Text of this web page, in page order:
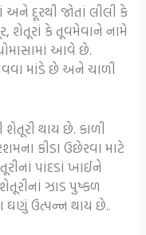
દૂરથી જોતાં લીલી કે
શેતૂરાં કે તૂવમેવાને નામે
આવે છે.
માંડે છે અને ચાળી
થાય છે. કાળી
કીડા ઉછેરવા માટે
પાંદડાં ખાઈને
ઝાડ પુષ્કળ
ઘણું ઉત્પન્ન થાય છે..